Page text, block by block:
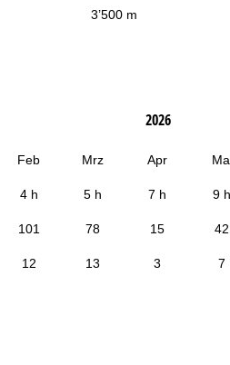
3’500 m
2026
Feb Mrz Apr
4 h 5 h 7 h 9 h
101 78 15 42
12 13 3 7